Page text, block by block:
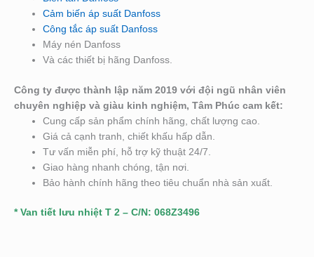
Cảm biến áp suất Danfoss
Công tắc áp suất Danfoss
Máy nén Danfoss
Và các thiết bị hãng Danfoss.
Công ty được thành lập năm 2019 với đội ngũ nhân viên
chuyên nghiệp và giàu kinh nghiệm, Tâm Phúc cam kết:
Cung cấp sản phẩm chính hãng, chất lượng cao.
Giá cả cạnh tranh, chiết khấu hấp dẫn.
Tư vấn miễn phí, hỗ trợ kỹ thuật 24/7.
Giao hàng nhanh chóng, tận nơi.
Bảo hành chính hãng theo tiêu chuẩn nhà sản xuất.
* Van tiết lưu nhiệt T 2 – C/N: 068Z3496